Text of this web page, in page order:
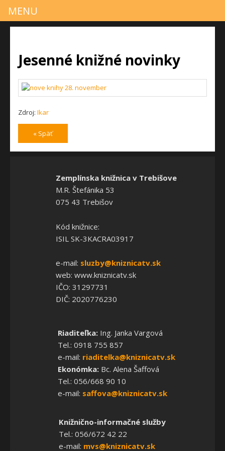
Jesenné knižné novinky
Zdroj:Ikar
« Späť
Zemplínska knižnica v Trebišove
M.R. Štefánika 53
075 43 Trebišov
Kód knižnice:
ISIL SK-3KACRA03917
e-mail: sluzby@kniznicatv.sk
web: www.kniznicatv.sk
IČO: 31297731
DIČ: 2020776230
Riaditeľka:Ing. Janka Vargová
Tel.: 0918 755 857
e-mail: riaditelka@kniznicatv.sk
Ekonómka:Bc. Alena Šaffová
Tel.: 056/668 90 10
e-mail: saffova@kniznicatv.sk
Knižnično-informačné služby
Tel.: 056/672 42 22
e-mail: mvs@kniznicatv.sk
MENU